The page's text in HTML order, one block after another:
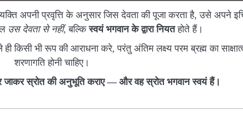
अपनी प्रवृत्ति के अनुसार जिस देवता की पूजा करता है, उसे अपने
उस देवता से नहीं, बल्किस्वयं भगवान के द्वारा नियतहोते हैं।
भी रूप की आराधना करे, परंतु अंतिम लक्ष्य परम ब्रह्म का
शरणागति होनी चाहिए।
जाकर स्रोत की अनुभूति कराए — और वह स्रोत भगवान स्वयं हैं।